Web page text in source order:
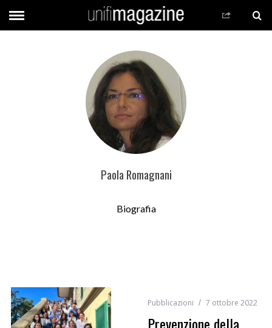
Paola Romagnani
Biografia
Pubblicazioni 7 ottobre 2022
Prevenzione della